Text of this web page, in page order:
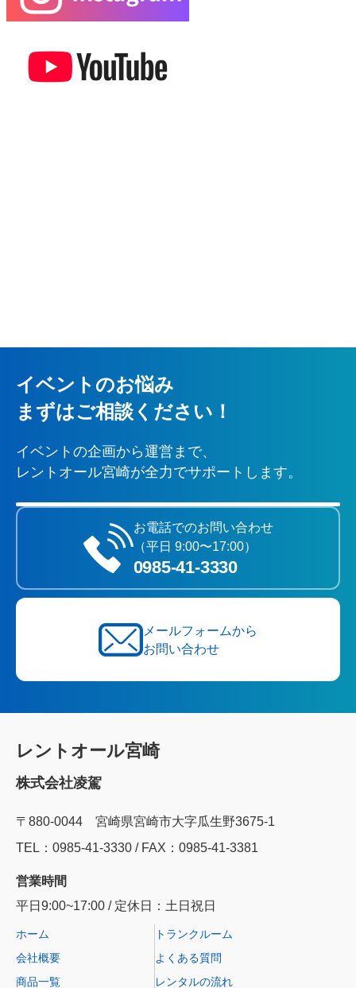
イベントのお悩み
まずはご相談ください！
イベントの企画から運営まで、
レントオール宮崎が全力でサポートします。
お電話でのお問い合わせ
（平日 9:00〜17:00）
0985‐41‐3330
メールフォームから
お問い合わせ
レントオール宮崎
株式会社凌駕
〒880-0044 宮崎県宮崎市大字瓜生野3675-1
TEL：0985‐41‐3330 / FAX：0985-41-3381
営業時間
平日9:00~17:00 / 定休日：土日祝日
ホーム
会社概要
商品一覧
トランクルーム
よくある質問
レンタルの流れ